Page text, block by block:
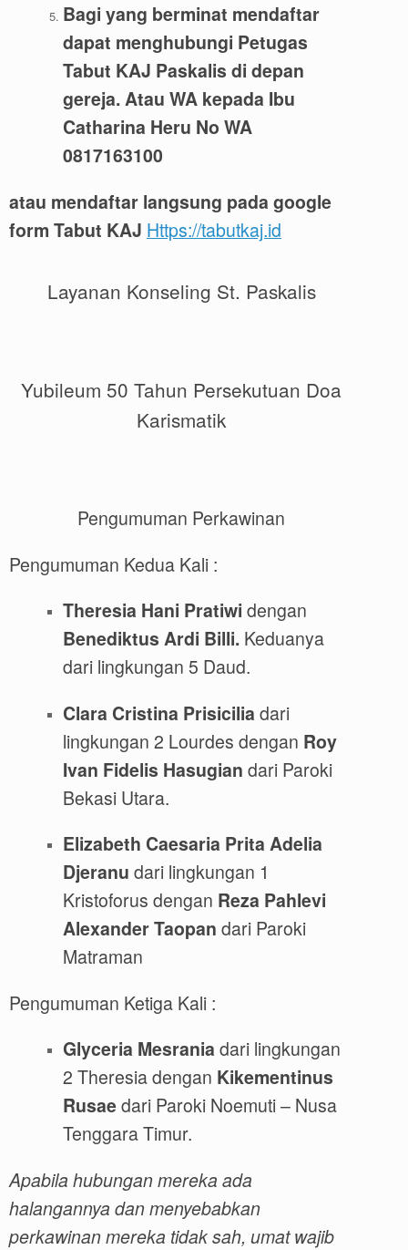
Bagi yang berminat mendaftar
dapat menghubungi Petugas
Tabut KAJ Paskalis di depan
gereja. Atau WA kepada Ibu
Catharina Heru No WA
0817163100
atau mendaftar langsung pada google
form Tabut KAJ Https://tabutkaj.id
Layanan Konseling St. Paskalis
Yubileum 50 Tahun Persekutuan Doa
Karismatik
Pengumuman Perkawinan
Pengumuman Kedua Kali :
Theresia Hani Pratiwi dengan
Benediktus Ardi Billi. Keduanya
dari lingkungan 5 Daud.
Clara Cristina Prisicilia dari
lingkungan 2 Lourdes dengan Roy
Ivan Fidelis Hasugian dari Paroki
Bekasi Utara.
Elizabeth Caesaria Prita Adelia
Djeranu dari lingkungan 1
Kristoforus dengan Reza Pahlevi
Alexander Taopan dari Paroki
Matraman
Pengumuman Ketiga Kali :
Glyceria Mesrania dari lingkungan
2 Theresia dengan Kikementinus
Rusaedari Paroki Noemuti – Nusa
Tenggara Timur.
Apabila hubungan mereka ada
halangannya dan menyebabkan
perkawinan mereka tidak sah, umat wajib